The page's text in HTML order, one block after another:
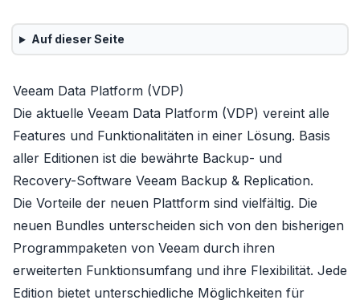
Auf dieser Seite
Veeam Data Platform (VDP)
Die aktuelle Veeam Data Platform (VDP) vereint alle
Features und Funktionalitäten in einer Lösung. Basis
aller Editionen ist die bewährte Backup- und
Recovery-Software Veeam Backup & Replication.
Die Vorteile der neuen Plattform sind vielfältig. Die
neuen Bundles unterscheiden sich von den bisherigen
Programmpaketen von Veeam durch ihren
erweiterten Funktionsumfang und ihre Flexibilität. Jede
Edition bietet unterschiedliche Möglichkeiten für